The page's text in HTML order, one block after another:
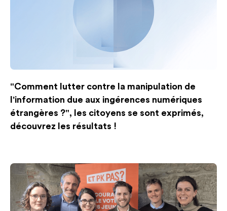
"Comment lutter contre la manipulation de
l'information due aux ingérences numériques
étrangères ?", les citoyens se sont exprimés,
découvrez les résultats !